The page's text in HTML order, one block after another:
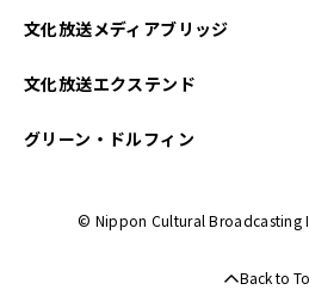
文化放送メディアブリッジ
文化放送エクステンド
グリーン・ドルフィン
© Nippon Cultural Broadcasting
Back to